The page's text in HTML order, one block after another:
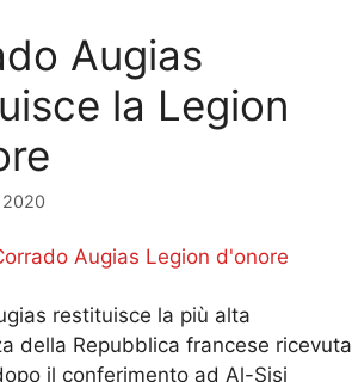
Augias
la Legion
2020
restituisce la più alta
della Repubblica francese ricevuta
il conferimento ad Al-Sisi